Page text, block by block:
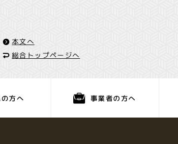
本文へ
総合トップページへ
方へ 事業者の方へ